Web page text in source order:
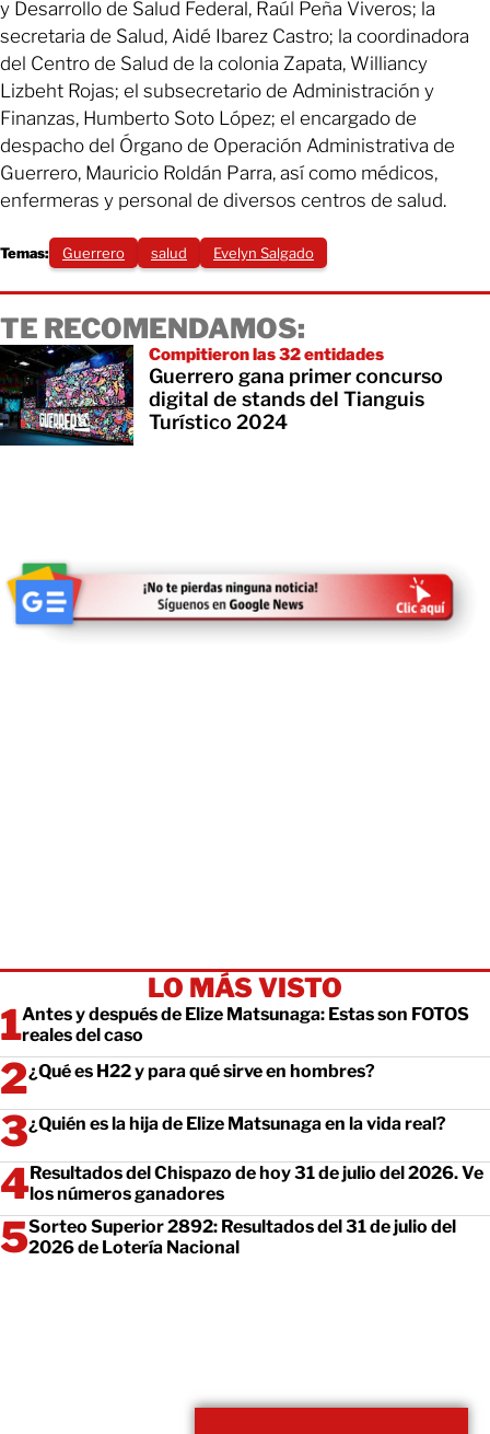
y Desarrollo de Salud Federal, Raúl Peña Viveros; la
secretaria de Salud, Aidé Ibarez Castro; la coordinadora
del Centro de Salud de la colonia Zapata, Williancy
Lizbeht Rojas; el subsecretario de Administración y
Finanzas, Humberto Soto López; el encargado de
despacho del Órgano de Operación Administrativa de
Guerrero, Mauricio Roldán Parra, así como médicos,
enfermeras y personal de diversos centros de salud.
Temas: Guerrero salud Evelyn Salgado
TE RECOMENDAMOS:
Compitieron las 32 entidades
Guerrero gana primer concurso
digital de stands del Tianguis
Turístico 2024
LO MÁS VISTO
Antes y después de Elize Matsunaga: Estas son FOTOS
reales del caso
¿Qué es H22 y para qué sirve en hombres?
¿Quién es la hija de Elize Matsunaga en la vida real?
Resultados del Chispazo de hoy 31 de julio del 2026. Ve
los números ganadores
Sorteo Superior 2892: Resultados del 31 de julio del
2026 de Lotería Nacional